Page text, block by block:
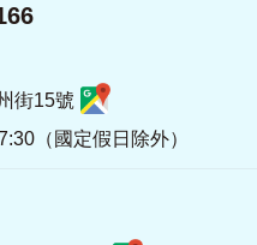
街15號
（國定假日除外）